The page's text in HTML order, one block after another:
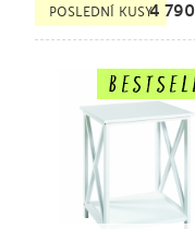
POSLEDNÍ KUSY4 790